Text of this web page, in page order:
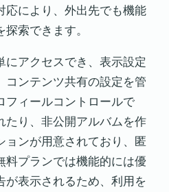
応により、外出先でも機能
索できます。
にアクセスでき、表示設定
コンテンツ共有の設定を管
フィールコントロールで
たり、非公開アルバムを作
ョンが用意されており、匿
料プランでは機能的には優
が表示されるため、利用を